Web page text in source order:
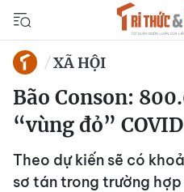
XÃ HỘI
Bão Conson:
“vùng đỏ”
Theo dự kiến sẽ có
sơ tán trong trường